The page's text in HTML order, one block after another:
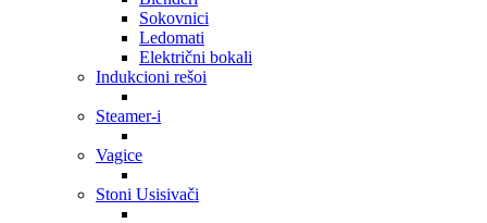
Sokovnici
Ledomati
Električni bokali
Indukcioni rešoi
Steamer-i
Vagice
Stoni Usisivači